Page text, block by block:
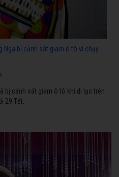
Nga bị cảnh sát giam ô tô vì chạy
bị cảnh sát giam ô tô khi đi lạc trên
29 Tết.